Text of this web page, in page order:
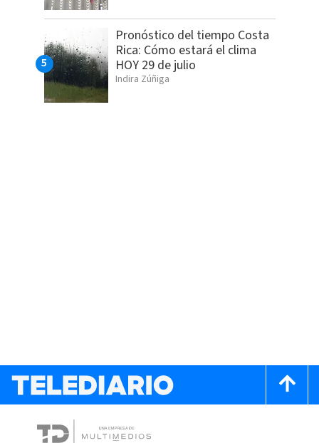
Pronóstico del tiempo Costa
Rica: Cómo estará el clima
HOY 29 de julio
Indira Zúñiga